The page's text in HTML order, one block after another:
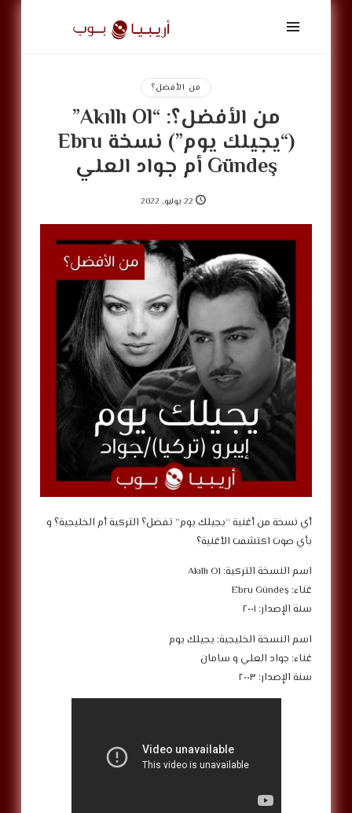
أريبيا
بوب
ArabiaPopمن الأفضل؟
من الأفضل؟: “Akıllı Ol”
(“يجيلك يوم”) نسخة Ebru
Gündeş أم جواد العلي
22 يوليو, 2022
‎أي نسخة من أغنية “يجيلك يوم” تفضل؟ التركية أم الخليجية؟ و
بأي صوت اكتشفت الأغنية؟